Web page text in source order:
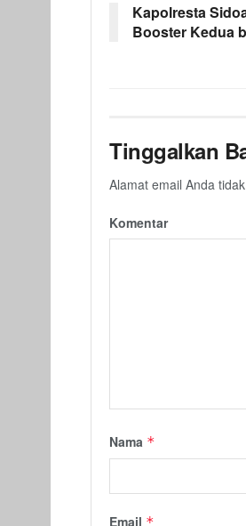
Kapolresta
Booster Kedua
Tinggalkan
Alamat email Anda
Komentar
Nama *
Email *